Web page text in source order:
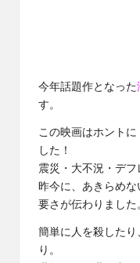
今年話題作となった
す。
この映画はホント
した！
震災・大不況・デ
昨今に、あきらめ
要さが伝わりました
簡単に人を殺した
り。